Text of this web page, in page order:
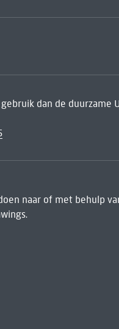
dan de duurzame
naar of met behulp